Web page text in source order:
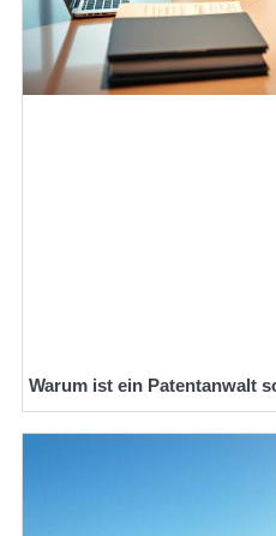
Warum ist ein Patentanwalt